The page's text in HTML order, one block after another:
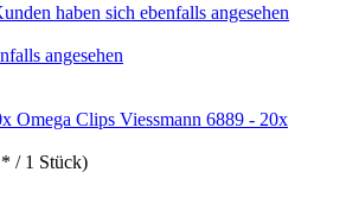
haben sich ebenfalls angesehen
angesehen
Viessmann 6889 - 20x
/ 1 Stück)